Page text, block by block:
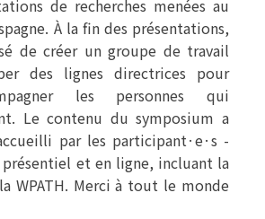
de recherches menées au
À la fin des présentations,
de créer un groupe de travail
des lignes directrices pour
les personnes qui
Le contenu du symposium a
par les participant·e·s -
présentiel et en ligne, incluant la
WPATH. Merci à tout le monde